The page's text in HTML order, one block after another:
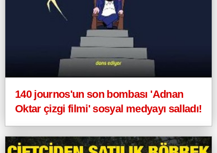
140 journos'un son bombası 'Adnan
Oktar çizgi filmi' sosyal medyayı salladı!